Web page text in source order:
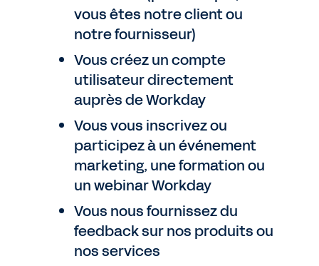
vous êtes notre client ou
notre fournisseur)
Vous créez un compte
utilisateur directement
auprès de Workday
Vous vous inscrivez ou
participez à un événement
marketing, une formation ou
un webinar Workday
Vous nous fournissez du
feedback sur nos produits ou
nos services